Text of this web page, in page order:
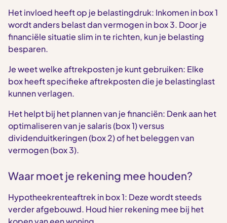
Het invloed heeft op je belastingdruk: Inkomen in box 1
wordt anders belast dan vermogen in box 3. Door je
financiële situatie slim in te richten, kun je belasting
besparen.
Je weet welke aftrekposten je kunt gebruiken: Elke
box heeft specifieke aftrekposten die je belastinglast
kunnen verlagen.
Het helpt bij het plannen van je financiën: Denk aan het
optimaliseren van je salaris (box 1) versus
dividenduitkeringen (box 2) of het beleggen van
vermogen (box 3).
Waar moet je rekening mee houden?
Hypotheekrenteaftrek in box 1: Deze wordt steeds
verder afgebouwd. Houd hier rekening mee bij het